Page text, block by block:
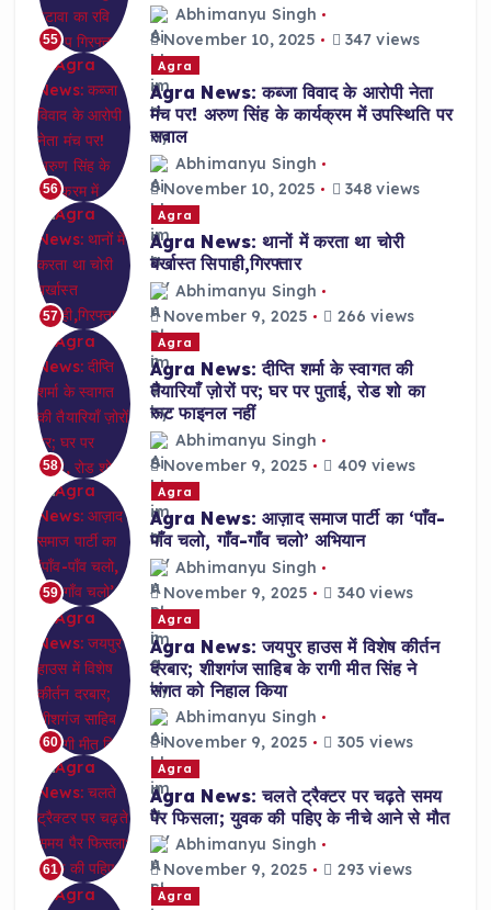
55
Abhimanyu Singh
November 10, 2025
347 views
56
Agra
Agra News: कब्जा विवाद के आरोपी नेता
मंच पर! अरुण सिंह के कार्यक्रम में उपस्थिति पर
सवाल
Abhimanyu Singh
November 10, 2025
348 views
57
Agra
Agra News: थानों में करता था चोरी
बर्खास्त सिपाही,गिरफ्तार
Abhimanyu Singh
November 9, 2025
266 views
58
Agra
Agra News: दीप्ति शर्मा के स्वागत की
तैयारियाँ ज़ोरों पर; घर पर पुताई, रोड शो का
रूट फाइनल नहीं
Abhimanyu Singh
November 9, 2025
409 views
59
Agra
Agra News: आज़ाद समाज पार्टी का ‘पाँव-
पाँव चलो, गाँव-गाँव चलो’ अभियान
Abhimanyu Singh
November 9, 2025
340 views
60
Agra
Agra News: जयपुर हाउस में विशेष कीर्तन
दरबार; शीशगंज साहिब के रागी मीत सिंह ने
संगत को निहाल किया
Abhimanyu Singh
November 9, 2025
305 views
61
Agra
Agra News: चलते ट्रैक्टर पर चढ़ते समय
पैर फिसला; युवक की पहिए के नीचे आने से मौत
Abhimanyu Singh
November 9, 2025
293 views
Agra